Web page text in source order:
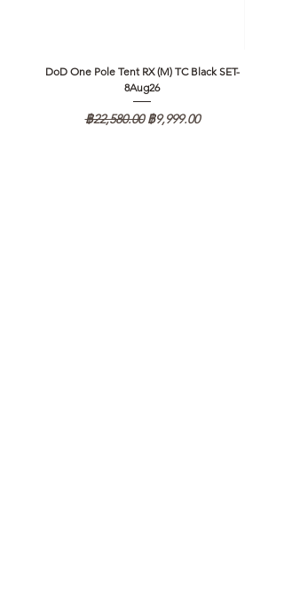
DoD One Pole Tent RX (M) TC Black SET-
8Aug26
ราคาปกติ
฿22,580.00 ราคาขายลด
฿9,999.00